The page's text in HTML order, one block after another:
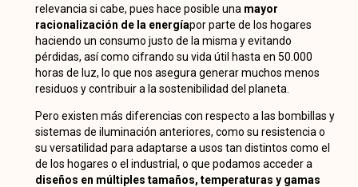
relevancia si cabe, pues hace posible una mayor
racionalización de la energíapor parte de los hogares
haciendo un consumo justo de la misma y evitando
pérdidas, así como cifrando su vida útil hasta en 50.000
horas de luz, lo que nos asegura generar muchos menos
residuos y contribuir a la sostenibilidad del planeta.
Pero existen más diferencias con respecto a las bombillas y
sistemas de iluminación anteriores, como su resistencia o
su versatilidad para adaptarse a usos tan distintos como el
de los hogares o el industrial, o que podamos acceder a
diseños en múltiples tamaños, temperaturas y gamas